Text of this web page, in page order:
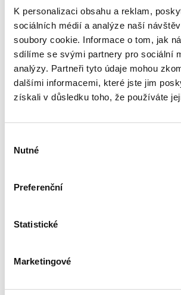
K personalizaci obsahu a reklam,
sociálních médií a analýze naší
soubory cookie. Informace o tom, jak
sdílíme se svými partnery pro sociální
analýzy. Partneři tyto údaje mohou
dalšími informacemi, které jste jim
získali v důsledku toho, že používáte
souhlasu
Nutné
Preferenční
Statistické
Marketingové
490,00 Kč
Publikace pojednává o společném
manželů po přijetí nového
zákoníku. Jakkoliv je tento institut
usazen na čelním místě úpravy
majetkového práva, i on...